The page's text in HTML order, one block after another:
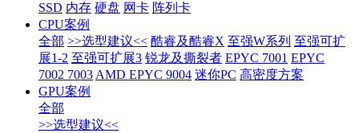
SSD 内存 硬盘 网卡 阵列卡
CPU案例
全部 >>选型建议<< 酷睿及酷睿X 至强W系列 至强可扩
展1-2 至强可扩展3 锐龙及撕裂者 EPYC 7001 EPYC
7002 7003 AMD EPYC 9004 迷你PC 高密度方案
GPU案例
全部
>>选型建议<<